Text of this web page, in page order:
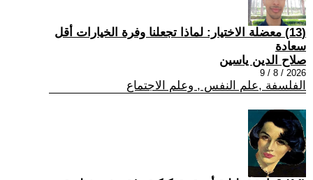
(13) معضلة الاختيار: لماذا تجعلنا وفرة الخيارات أقل
سعادة
صلاح الدين ياسين
2026 / 8 / 9
الفلسفة ,علم النفس , وعلم الاجتماع